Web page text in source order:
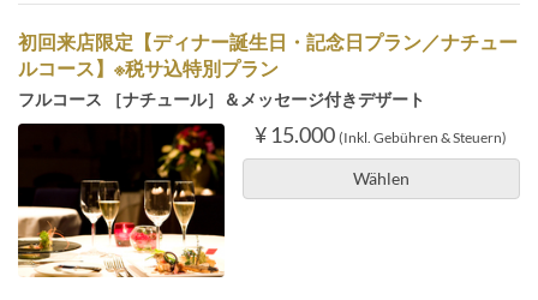
初回来店限定【ディナー誕生日・記念日プラン／ナチュー
ルコース】※税サ込特別プラン
フルコース ［ナチュール］＆メッセージ付きデザート
¥ 15.000 (Inkl. Gebühren & Steuern)
Wählen